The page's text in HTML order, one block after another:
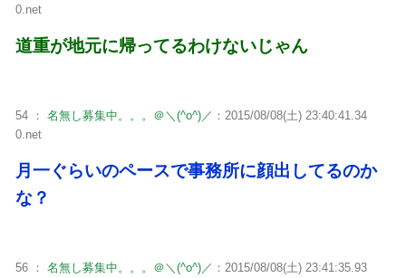
0.net
道重が地元に帰ってるわけないじゃん
54 ： 名無し募集中。。。＠＼(^o^)／ ：2015/08/08(土) 23:40:41.34
0.net
月一ぐらいのペースで事務所に顔出してるのか
な？
56 ： 名無し募集中。。。＠＼(^o^)／ ：2015/08/08(土) 23:41:35.93